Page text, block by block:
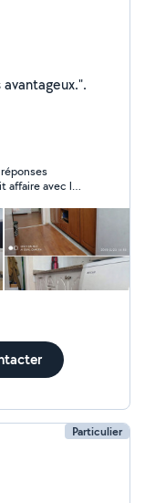
affaire avec lui
car les
fabrication
Particulier